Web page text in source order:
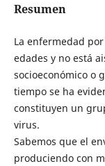
Resumen
La enfermedad
edades y no está
socioeconómico o
tiempo se ha
constituyen un
virus.
Sabemos que el
produciendo con